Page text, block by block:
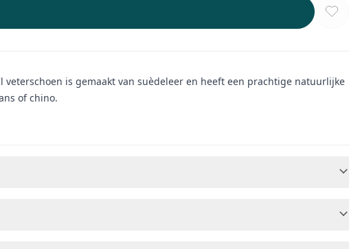
is gemaakt van suèdeleer en heeft een prachtige natuurlijke
of chino.